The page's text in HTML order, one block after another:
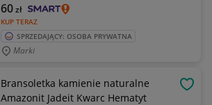
KUP TERAZ
60zł
SPRZEDAJĄCY: OSOBA PRYWATNA
Marki
Bransoletka kamienie naturalne
Amazonit Jadeit Kwarc Hematyt